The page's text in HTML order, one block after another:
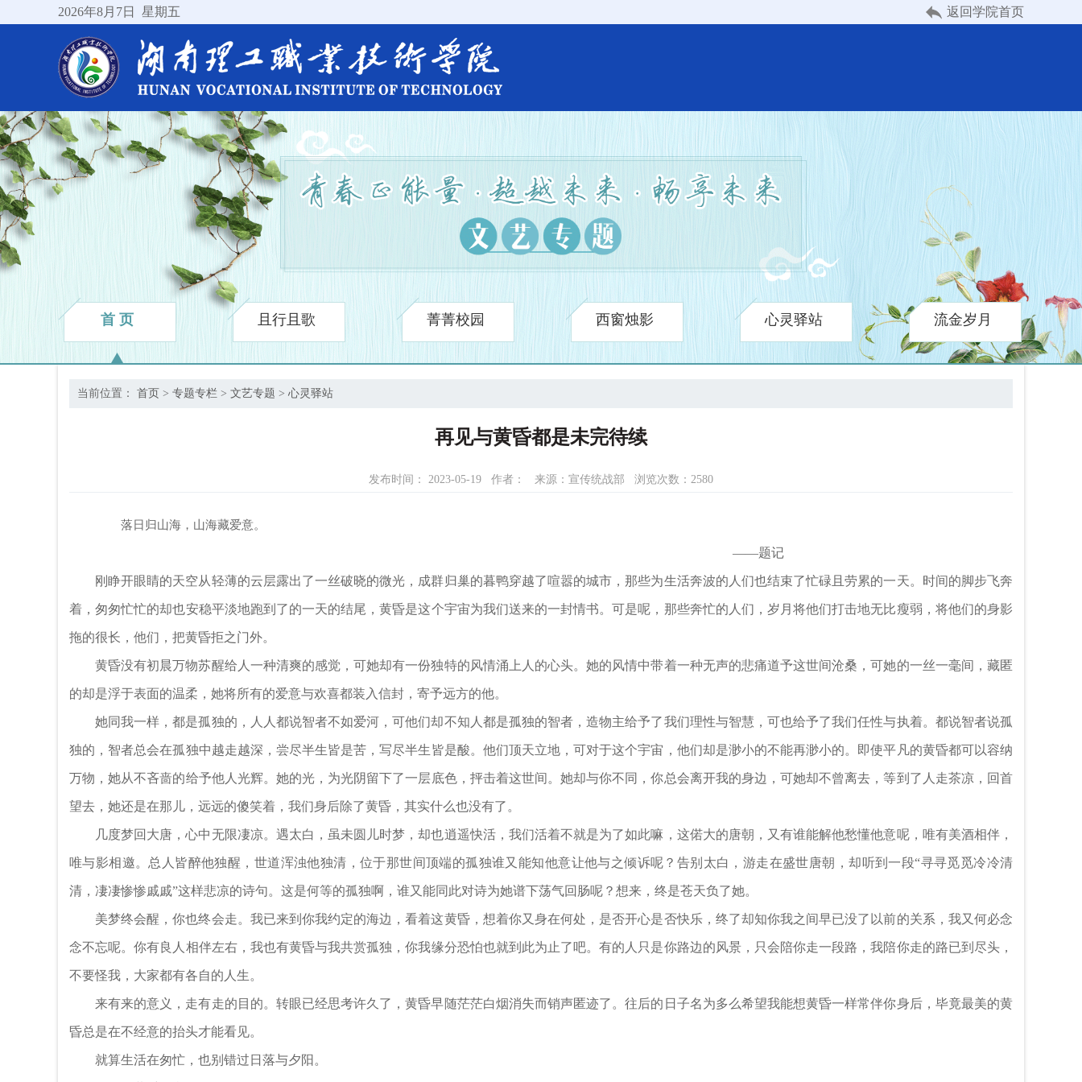
2026年8月7日 星期五 返回学院首页
首 页 且行且歌 菁菁校园 西窗烛影 心灵驿站 流金岁月
当前位置： 首页 > 专题专栏 > 文艺专题 > 心灵驿站
再见与黄昏都是未完待续
发布时间： 2023-05-19 作者： 来源：宣传统战部 浏览次数： 2580
落日归山海，山海藏爱意。
——题记
刚睁开眼睛的天空从轻薄的云层露出了一丝破晓的微光，成群归巢的暮鸭穿越了喧嚣的城市，那些为生活奔波的人们也结束了忙碌且劳累的一天。时间的脚步飞奔
着，匆匆忙忙的却也安稳平淡地跑到了的一天的结尾，黄昏是这个宇宙为我们送来的一封情书。可是呢，那些奔忙的人们，岁月将他们打击地无比瘦弱，将他们的身影
拖的很长，他们，把黄昏拒之门外。
黄昏没有初晨万物苏醒给人一种清爽的感觉，可她却有一份独特的风情涌上人的心头。她的风情中带着一种无声的悲痛道予这世间沧桑，可她的一丝一毫间，藏匿
的却是浮于表面的温柔，她将所有的爱意与欢喜都装入信封，寄予远方的他。
她同我一样，都是孤独的，人人都说智者不如爱河，可他们却不知人都是孤独的智者，造物主给予了我们理性与智慧，可也给予了我们任性与执着。都说智者说孤
独的，智者总会在孤独中越走越深，尝尽半生皆是苦，写尽半生皆是酸。他们顶天立地，可对于这个宇宙，他们却是渺小的不能再渺小的。即使平凡的黄昏都可以容纳
万物，她从不吝啬的给予他人光辉。她的光，为光阴留下了一层底色，抨击着这世间。她却与你不同，你总会离开我的身边，可她却不曾离去，等到了人走茶凉，回首
望去，她还是在那儿，远远的傻笑着，我们身后除了黄昏，其实什么也没有了。
几度梦回大唐，心中无限凄凉。遇太白，虽未圆儿时梦，却也逍遥快活，我们活着不就是为了如此嘛，这偌大的唐朝，又有谁能解他愁懂他意呢，唯有美酒相伴，
唯与影相邀。总人皆醉他独醒，世道浑浊他独清，位于那世间顶端的孤独谁又能知他意让他与之倾诉呢？告别太白，游走在盛世唐朝，却听到一段“寻寻觅觅冷冷清
清，凄凄惨惨戚戚”这样悲凉的诗句。这是何等的孤独啊，谁又能同此对诗为她谱下荡气回肠呢？想来，终是苍天负了她。
美梦终会醒，你也终会走。我已来到你我约定的海边，看着这黄昏，想着你又身在何处，是否开心是否快乐，终了却知你我之间早已没了以前的关系，我又何必念
念不忘呢。你有良人相伴左右，我也有黄昏与我共赏孤独，你我缘分恐怕也就到此为止了吧。有的人只是你路边的风景，只会陪你走一段路，我陪你走的路已到尽头，
不要怪我，大家都有各自的人生。
来有来的意义，走有走的目的。转眼已经思考许久了，黄昏早随茫茫白烟消失而销声匿迹了。往后的日子名为多么希望我能想黄昏一样常伴你身后，毕竟最美的黄
昏总是在不经意的抬头才能看见。
就算生活在匆忙，也别错过日落与夕阳。